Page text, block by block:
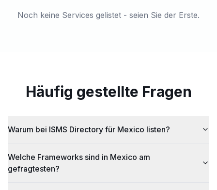
Noch keine Services gelistet - seien Sie der Erste.
Häufig gestellte Fragen
Warum bei ISMS Directory für Mexico listen?
Welche Frameworks sind in Mexico am
gefragtesten?